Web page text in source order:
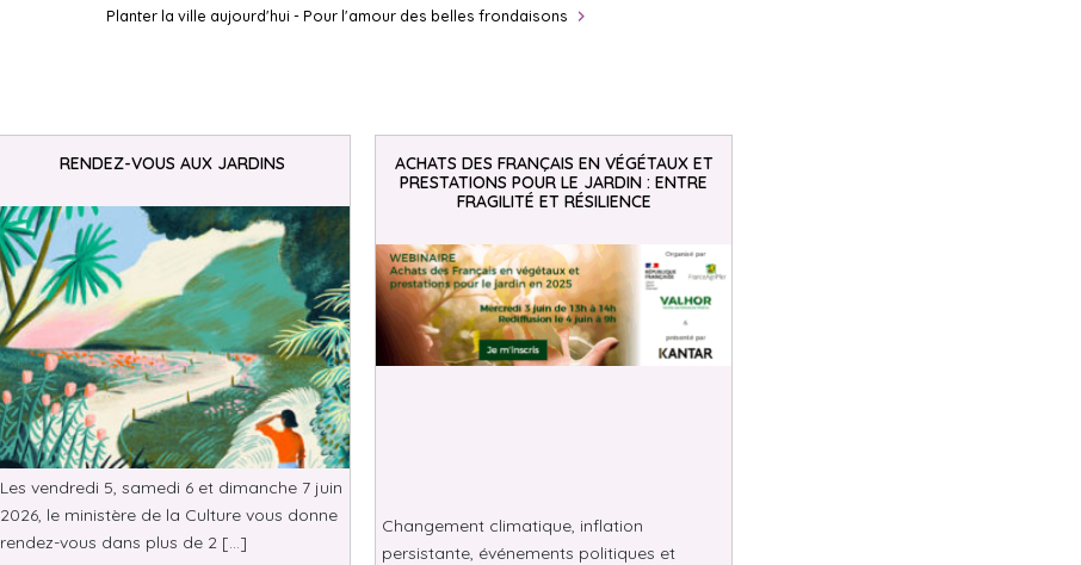
Planter la ville aujourd'hui - Pour l'amour des belles frondaisons
RENDEZ-VOUS AUX JARDINS
Les vendredi 5, samedi 6 et dimanche 7 juin
2026, le ministère de la Culture vous donne
rendez-vous dans plus de 2 […]
ACHATS DES FRANÇAIS EN VÉGÉTAUX ET
PRESTATIONS POUR LE JARDIN : ENTRE
FRAGILITÉ ET RÉSILIENCE
Changement climatique, inflation
persistante, événements politiques et